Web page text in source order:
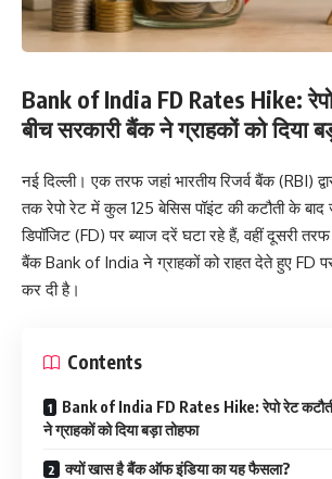
Bank of India FD Rates Hike:
बीच सरकारी बैंक ने ग्राहकों को दिया
नई दिल्ली। एक तरफ जहां भारतीय रिजर्व बैंक (RBI)
तक रेपो रेट में कुल 125 बेसिस पॉइंट की कटौती के बाद
डिपॉजिट (FD) पर ब्याज दरें घटा रहे हैं, वहीं दूसरी
बैंक Bank of India ने ग्राहकों को राहत देते हुए FD पर
कर दी है।
Contents
Bank of India FD Rates Hike: रेपो रेट
ने ग्राहकों को दिया बड़ा तोहफा
क्यों खास है बैंक ऑफ इंडिया का यह फैसला?